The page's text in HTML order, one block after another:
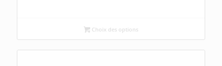
Choix des options